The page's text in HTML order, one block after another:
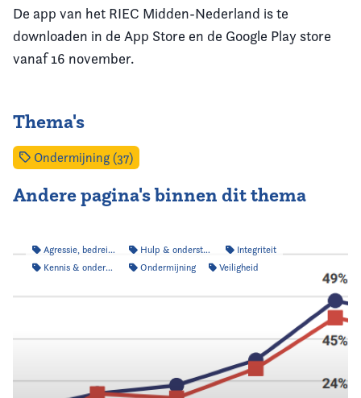
De app van het RIEC Midden-Nederland is te
downloaden in de App Store en de Google Play store
vanaf 16 november.
Thema's
Ondermijning (37)
Andere pagina's binnen dit thema
Agressie, bedreiging & intimidatie Hulp & ondersteuning
Integriteit
Kennis & onderzoek
Ondermijning Veiligheid